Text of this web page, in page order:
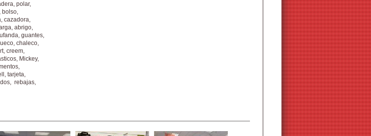
polar,
bolso,
cazadora,
abrigo,
guantes,
chaleco,
creem,
Mickey,
tarjeta,
rebajas,